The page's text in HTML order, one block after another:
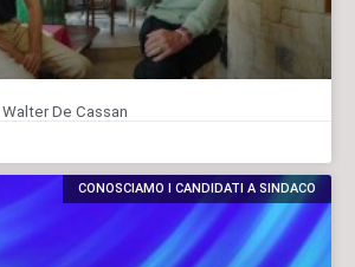
De Cassan
CONOSCIAMO I CANDIDATI A SINDACO